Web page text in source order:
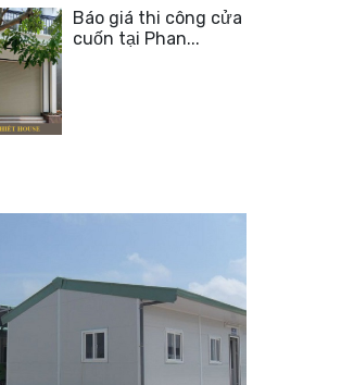
Báo giá thi công cửa
cuốn tại Phan...